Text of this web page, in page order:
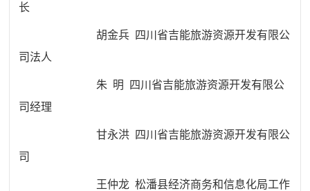
长
胡金兵 四川省吉能旅游资源开发有限公
司法人
朱 明 四川省吉能旅游资源开发有限公
司经理
甘永洪 四川省吉能旅游资源开发有限公
司
王仲龙 松潘县经济商务和信息化局工作